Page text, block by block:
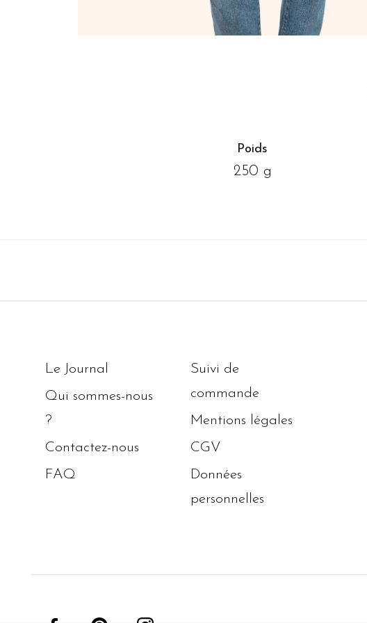
Poids
250 g
Le Journal
Qui sommes-nous
?
Contactez-nous
FAQ
Suivi de
commande
Mentions légales
CGV
Données
personnelles